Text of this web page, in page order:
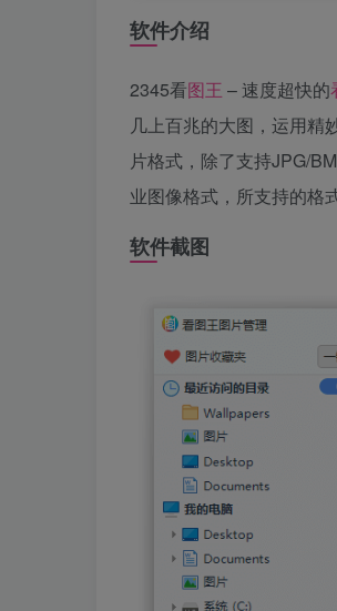
软件介绍
2345看图王 – 速度超快的
几上百兆的大图，运用精
片格式，除了支持JPG/
业图像格式，所支持的格
软件截图